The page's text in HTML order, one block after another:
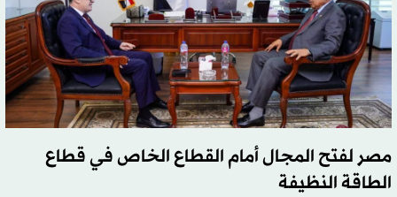
مصر لفتح المجال أمام القطاع الخاص في قطاع
الطاقة النظيفة